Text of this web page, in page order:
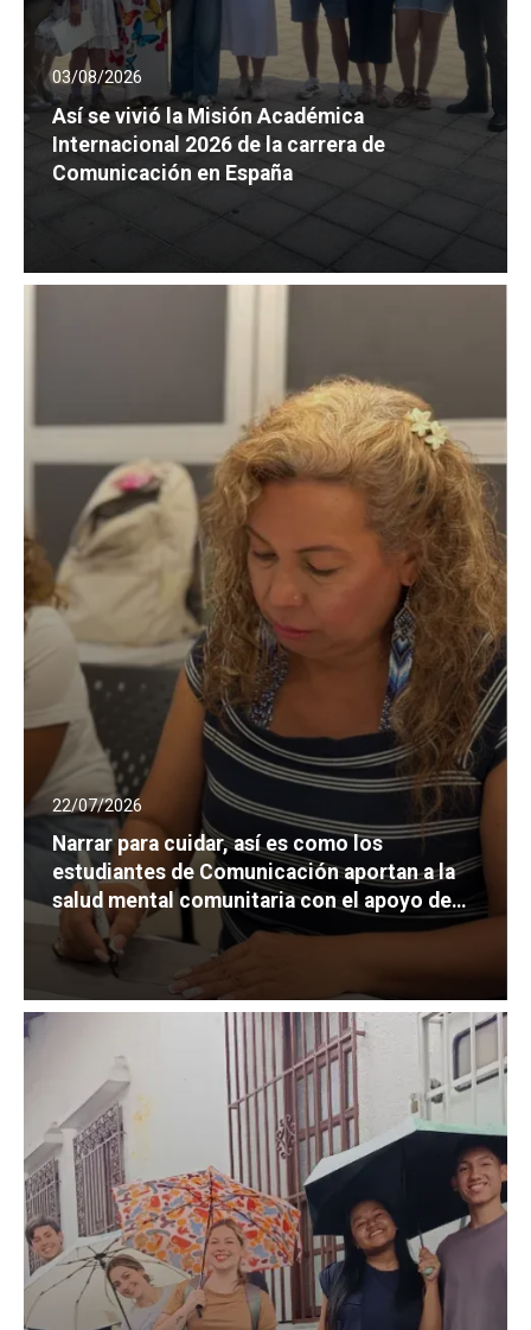
03/08/2026
Así se vivió la Misión Académica
Internacional 2026 de la carrera de
Comunicación en España
22/07/2026
Narrar para cuidar, así es como los
estudiantes de Comunicación aportan a la
salud mental comunitaria con el apoyo de
Minciencias